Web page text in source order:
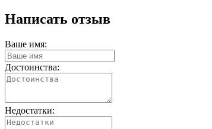
Написать отзыв
Ваше имя:
Достоинства:
Недостатки: